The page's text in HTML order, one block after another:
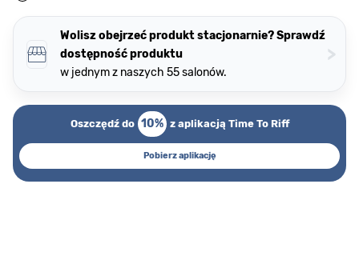
Wolisz obejrzeć produkt stacjonarnie? Sprawdź
dostępność produktu
w jednym z naszych 55 salonów.
>
Oszczędź do 10% z aplikacją Time To Riff
Pobierz aplikację